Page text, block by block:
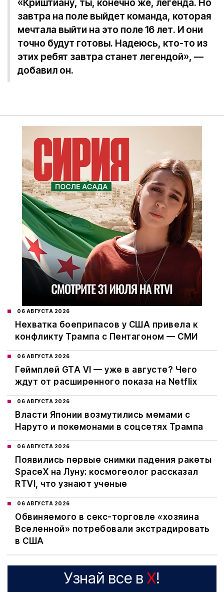
«Криштиану, ты, конечно же, легенда. Но
завтра на поле выйдет команда, которая
мечтала выйти на это поле 16 лет. И они
точно будут готовы. Надеюсь, кто-то из
этих ребят завтра станет легендой», —
добавил он.
06 АВГУСТА 2026
Нехватка боеприпасов у США привела к
конфликту Трампа с Пентагоном — СМИ
06 АВГУСТА 2026
Геймплей GTA VI — уже в августе? Чего
ждут от расширенного показа на Netflix
06 АВГУСТА 2026
Власти Японии возмутились мемами с
Наруто и покемонами в соцсетях Трампа
06 АВГУСТА 2026
Появились первые снимки падения ракеты
SpaceX на Луну: космогеолог рассказал
RTVI, что узнают ученые
06 АВГУСТА 2026
Обвиняемого в секс-торговле «хозяина
Вселенной» потребовали экстрадировать
в США
Узнай все в X!